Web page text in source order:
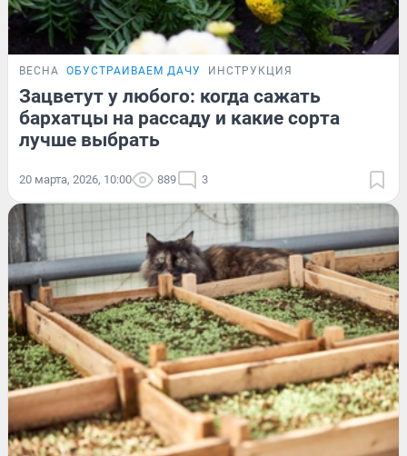
ВЕСНА ОБУСТРАИВАЕМ ДАЧУ ИНСТРУКЦИЯ
Зацветут у любого: когда сажать
бархатцы на рассаду и какие сорта
лучше выбрать
20 марта, 2026, 10:00 889 3